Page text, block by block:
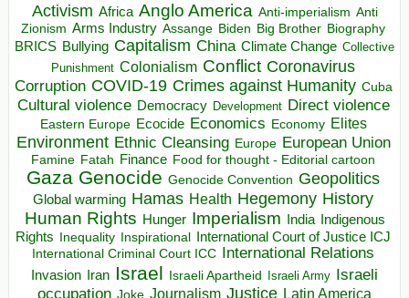
Activism Africa Anglo America Anti-imperialism Anti
Zionism Arms Industry Assange Biden Big Brother Biography
BRICS Bullying Capitalism China Climate Change Collective
Punishment Colonialism Conflict Coronavirus
Corruption COVID-19 Crimes against Humanity Cuba
Cultural violence Democracy Development Direct violence
Eastern Europe Ecocide Economics Economy Elites
Environment Ethnic Cleansing Europe European Union
Famine Fatah Finance Food for thought - Editorial cartoon
Gaza Genocide Genocide Convention Geopolitics
Global warming Hamas Health Hegemony History
Human Rights Hunger Imperialism India Indigenous
Rights
Inequality Inspirational
International Court of Justice ICJ
International Criminal Court ICC
International Relations
Invasion Iran Israel Israeli Apartheid Israeli Army Israeli
occupation Joke Journalism Justice Latin America